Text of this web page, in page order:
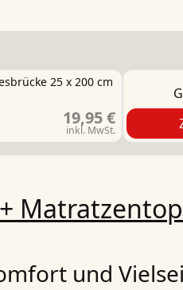
25 x 200 cm
19,95 €
inkl. MwSt.
und